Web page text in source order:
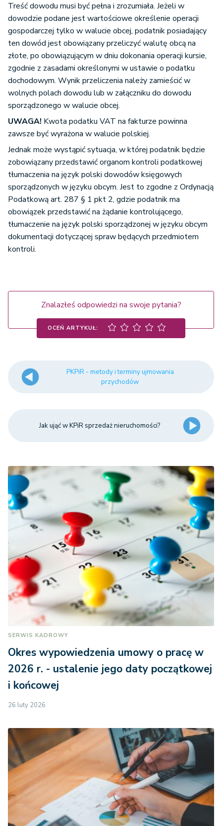
Treść dowodu musi być pełna i zrozumiała. Jeżeli w
dowodzie podane jest wartościowe określenie operacji
gospodarczej tylko w walucie obcej, podatnik posiadający
ten dowód jest obowiązany przeliczyć walutę obcą na
złote, po obowiązującym w dniu dokonania operacji kursie,
zgodnie z zasadami określonymi w ustawie o podatku
dochodowym. Wynik przeliczenia należy zamieścić w
wolnych polach dowodu lub w załączniku do dowodu
sporządzonego w walucie obcej.
UWAGA! Kwota podatku VAT na fakturze powinna
zawsze być wyrażona w walucie polskiej.
Jednak może wystąpić sytuacja, w której podatnik będzie
zobowiązany przedstawić organom kontroli podatkowej
tłumaczenia na język polski dowodów księgowych
sporządzonych w języku obcym. Jest to zgodne z Ordynacją
Podatkową art. 287 § 1 pkt 2, gdzie podatnik ma
obowiązek przedstawić na żądanie kontrolującego,
tłumaczenie na język polski sporządzonej w języku obcym
dokumentacji dotyczącej spraw będących przedmiotem
kontroli.
Znalazłeś odpowiedzi na swoje pytania?
OCEŃ ARTYKUŁ:
PKPiR - metody i terminy ujmowania
przychodów
Jak ująć w KPiR sprzedaż nieruchomości?
SERWIS KADROWY
Okres wypowiedzenia umowy o pracę w
2026 r. - ustalenie jego daty początkowej
i końcowej
26 luty 2026